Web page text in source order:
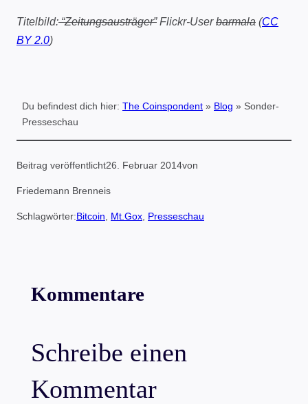
Titelbild:“Zeitungsausträger”Flickr-Userbarmala (CC
BY 2.0)
Du befindest dich hier: The Coinspondent » Blog » Sonder-
Presseschau
Beitrag veröffentlicht26. Februar 2014von
Friedemann Brenneis
Schlagwörter:Bitcoin, Mt.Gox, Presseschau
Kommentare
Schreibe einen
Kommentar